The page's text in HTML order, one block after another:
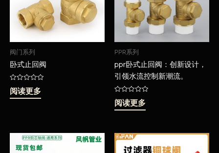
阀门系列
卧式止回阀
评
分
0
阅读更多
PPR系列
ppr卧式止回阀：创新设计，
引领水流控制新潮流。
评
分
0
阅读更多